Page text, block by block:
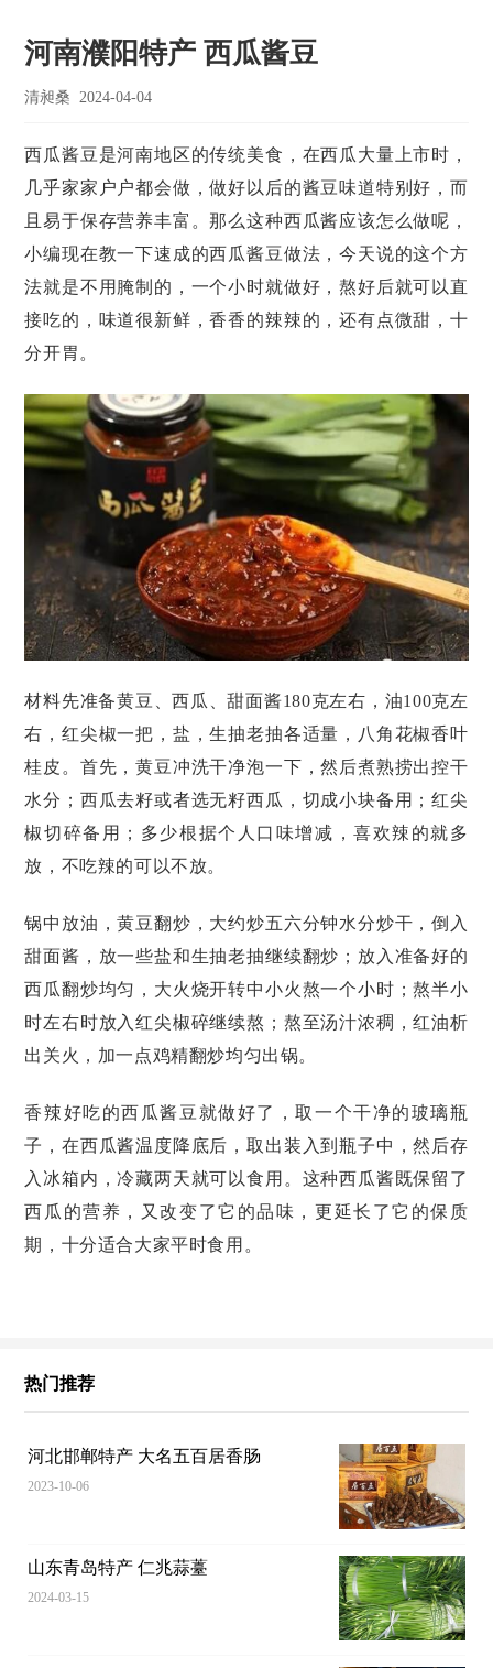
河南濮阳特产 西瓜酱豆
清昶桑 2024-04-04
西瓜酱豆是河南地区的传统美食，在西瓜大量上市时，
几乎家家户户都会做，做好以后的酱豆味道特别好，而
且易于保存营养丰富。那么这种西瓜酱应该怎么做呢，
小编现在教一下速成的西瓜酱豆做法，今天说的这个方
法就是不用腌制的，一个小时就做好，熬好后就可以直
接吃的，味道很新鲜，香香的辣辣的，还有点微甜，十
分开胃。
材料先准备黄豆、西瓜、甜面酱180克左右，油100克左
右，红尖椒一把，盐，生抽老抽各适量，八角花椒香叶
桂皮。首先，黄豆冲洗干净泡一下，然后煮熟捞出控干
水分；西瓜去籽或者选无籽西瓜，切成小块备用；红尖
椒切碎备用；多少根据个人口味增减，喜欢辣的就多
放，不吃辣的可以不放。
锅中放油，黄豆翻炒，大约炒五六分钟水分炒干，倒入
甜面酱，放一些盐和生抽老抽继续翻炒；放入准备好的
西瓜翻炒均匀，大火烧开转中小火熬一个小时；熬半小
时左右时放入红尖椒碎继续熬；熬至汤汁浓稠，红油析
出关火，加一点鸡精翻炒均匀出锅。
香辣好吃的西瓜酱豆就做好了，取一个干净的玻璃瓶
子，在西瓜酱温度降底后，取出装入到瓶子中，然后存
入冰箱内，冷藏两天就可以食用。这种西瓜酱既保留了
西瓜的营养，又改变了它的品味，更延长了它的保质
期，十分适合大家平时食用。
热门推荐
河北邯郸特产 大名五百居香肠
2023-10-06
山东青岛特产 仁兆蒜薹
2024-03-15